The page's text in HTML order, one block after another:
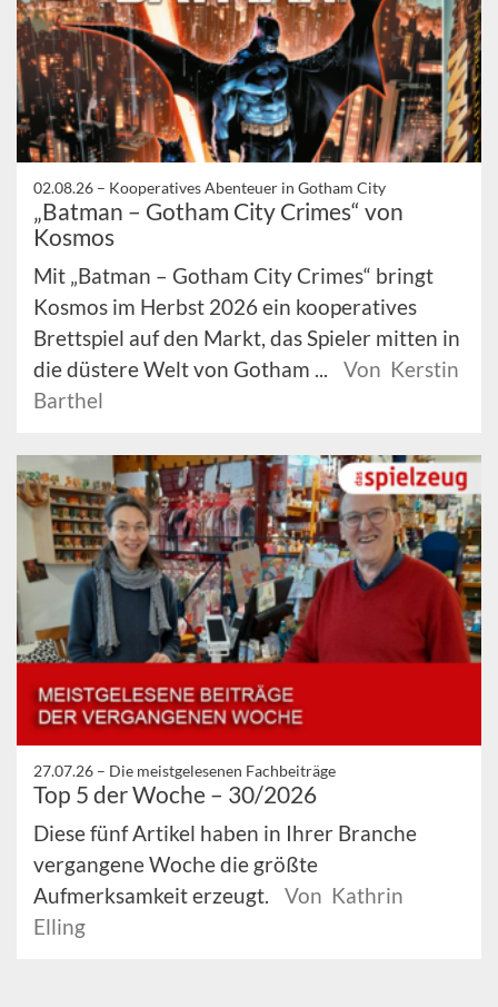
02.08.26 – Kooperatives Abenteuer in Gotham City
„Batman – Gotham City Crimes“ von
Kosmos
Mit „Batman – Gotham City Crimes“ bringt
Kosmos im Herbst 2026 ein kooperatives
Brettspiel auf den Markt, das Spieler mitten in
die düstere Welt von Gotham ...
Von Kerstin
Barthel
27.07.26 – Die meistgelesenen Fachbeiträge
Top 5 der Woche – 30/2026
Diese fünf Artikel haben in Ihrer Branche
vergangene Woche die größte
Aufmerksamkeit erzeugt.
Von Kathrin
Elling